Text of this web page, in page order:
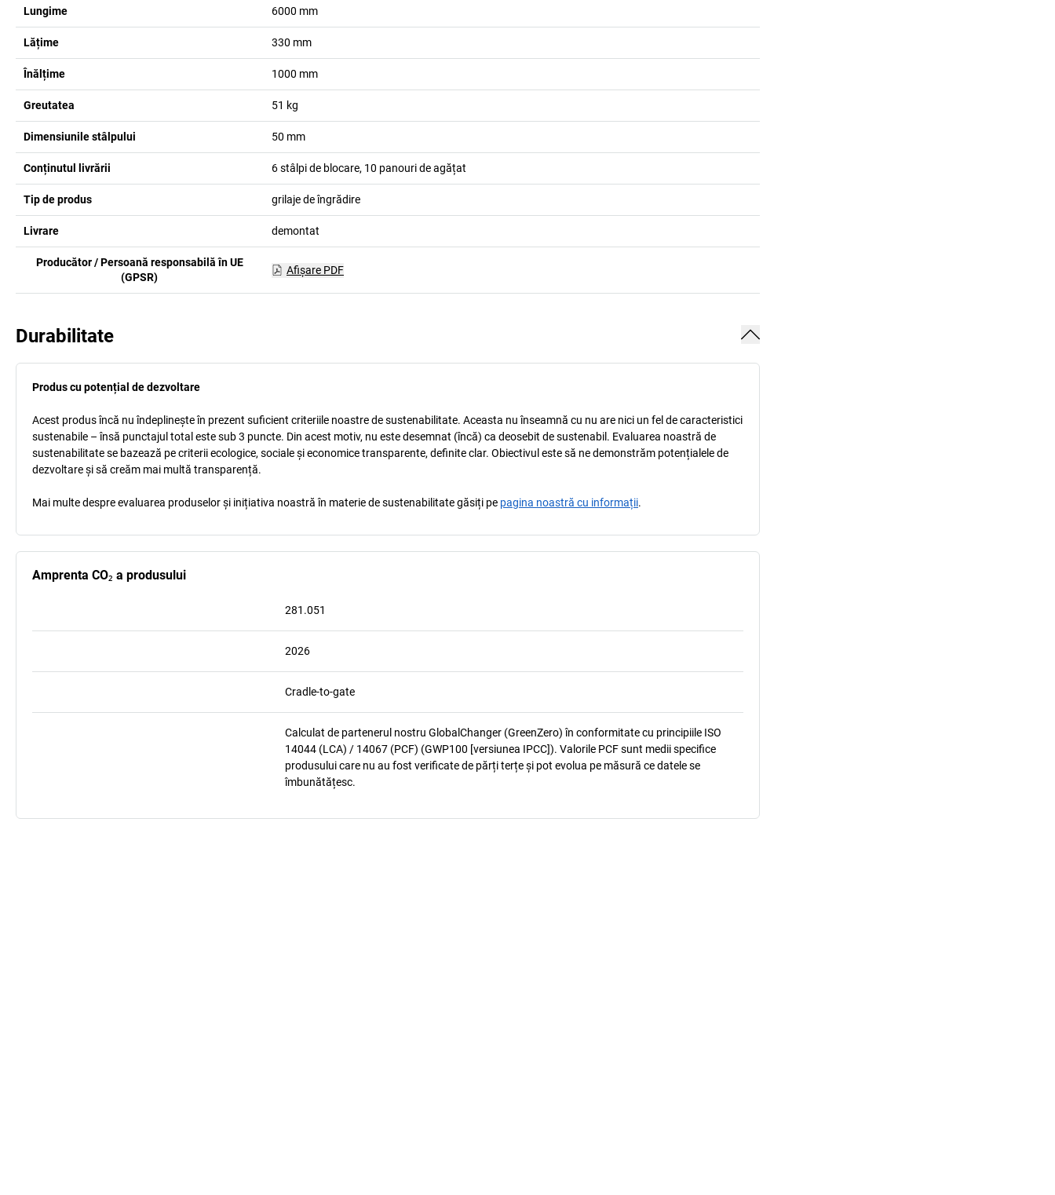
Lungime 6000 mm
Lățime 330 mm
Înălțime 1000 mm
Greutatea 51 kg
Dimensiunile stâlpului 50 mm
Conținutul livrării 6 stâlpi de blocare, 10 panouri de agățat
Tip de produs grilaje de îngrădire
Livrare demontat
Producător / Persoană responsabilă în UE
(GPSR)
Afişare PDF
Durabilitate
Produs cu potențial de dezvoltare
Acest produs încă nu îndeplinește în prezent suficient criteriile noastre de sustenabilitate. Aceasta nu înseamnă cu nu are nici un fel de caracteristici
sustenabile – însă punctajul total este sub 3 puncte. Din acest motiv, nu este desemnat (încă) ca deosebit de sustenabil. Evaluarea noastră de
sustenabilitate se bazează pe criterii ecologice, sociale și economice transparente, definite clar. Obiectivul este să ne demonstrăm potențialele de
dezvoltare și să creăm mai multă transparență.
Mai multe despre evaluarea produselor și inițiativa noastră în materie de sustenabilitate găsiți pe pagina noastră cu informații.
Amprenta CO₂ a produsului
281.051
2026
Cradle-to-gate
Calculat de partenerul nostru GlobalChanger (GreenZero) în conformitate cu principiile ISO
14044 (LCA) / 14067 (PCF) (GWP100 [versiunea IPCC]). Valorile PCF sunt medii specifice
produsului care nu au fost verificate de părți terțe și pot evolua pe măsură ce datele se
îmbunătățesc.